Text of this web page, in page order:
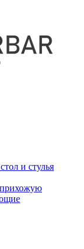
и стулья